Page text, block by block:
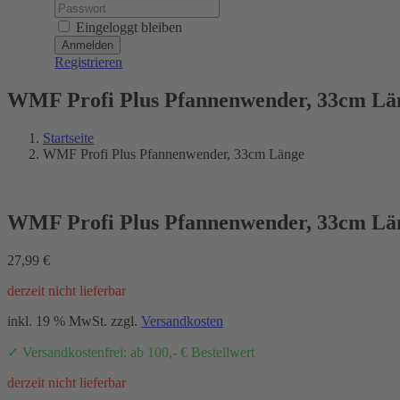
Password:
Eingeloggt bleiben
Registrieren
WMF Profi Plus Pfannenwender, 33cm
Startseite
WMF Profi Plus Pfannenwender, 33cm Länge
WMF Profi Plus Pfannenwender, 33cm
27,99 €
derzeit nicht lieferbar
inkl. 19 % MwSt. zzgl. Versandkosten
✓ Versandkostenfrei: ab 100,- € Bestellwert
derzeit nicht lieferbar